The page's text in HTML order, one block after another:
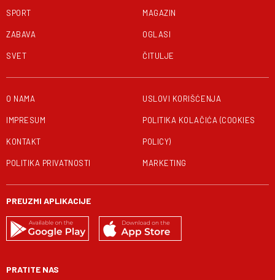
SPORT
ZABAVA
SVET
MAGAZIN
OGLASI
ČITULJE
O NAMA
IMPRESUM
KONTAKT
POLITIKA PRIVATNOSTI
USLOVI KORIŠĆENJA
POLITIKA KOLAČIĆA (COOKIES
POLICY)
MARKETING
PREUZMI APLIKACIJE
PRATITE NAS